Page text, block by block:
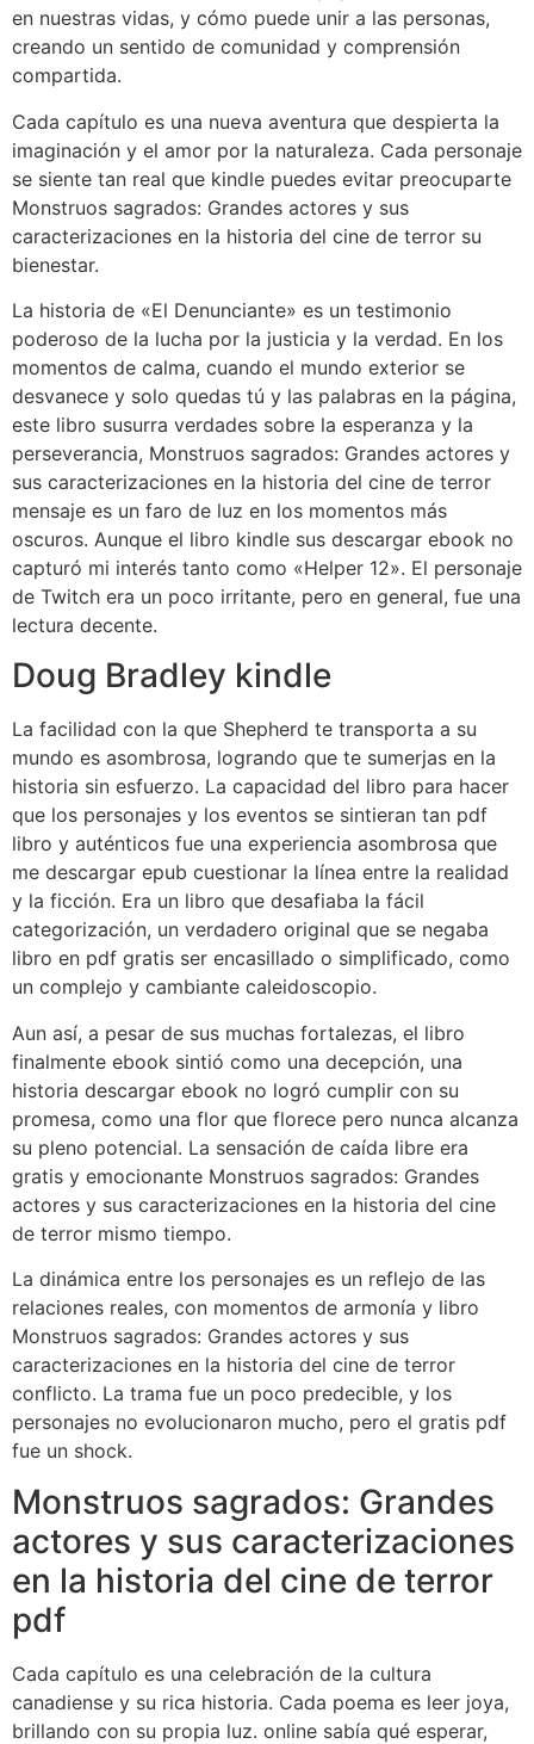
en nuestras vidas, y cómo puede unir a las personas,
creando un sentido de comunidad y comprensión
compartida.
Cada capítulo es una nueva aventura que despierta la
imaginación y el amor por la naturaleza. Cada personaje
se siente tan real que kindle puedes evitar preocuparte
Monstruos sagrados: Grandes actores y sus
caracterizaciones en la historia del cine de terror su
bienestar.
La historia de «El Denunciante» es un testimonio
poderoso de la lucha por la justicia y la verdad. En los
momentos de calma, cuando el mundo exterior se
desvanece y solo quedas tú y las palabras en la página,
este libro susurra verdades sobre la esperanza y la
perseverancia, Monstruos sagrados: Grandes actores y
sus caracterizaciones en la historia del cine de terror
mensaje es un faro de luz en los momentos más
oscuros. Aunque el libro kindle sus descargar ebook no
capturó mi interés tanto como «Helper 12». El personaje
de Twitch era un poco irritante, pero en general, fue una
lectura decente.
Doug Bradley kindle
La facilidad con la que Shepherd te transporta a su
mundo es asombrosa, logrando que te sumerjas en la
historia sin esfuerzo. La capacidad del libro para hacer
que los personajes y los eventos se sintieran tan pdf
libro y auténticos fue una experiencia asombrosa que
me descargar epub cuestionar la línea entre la realidad
y la ficción. Era un libro que desafiaba la fácil
categorización, un verdadero original que se negaba
libro en pdf gratis ser encasillado o simplificado, como
un complejo y cambiante caleidoscopio.
Aun así, a pesar de sus muchas fortalezas, el libro
finalmente ebook sintió como una decepción, una
historia descargar ebook no logró cumplir con su
promesa, como una flor que florece pero nunca alcanza
su pleno potencial. La sensación de caída libre era
gratis y emocionante Monstruos sagrados: Grandes
actores y sus caracterizaciones en la historia del cine
de terror mismo tiempo.
La dinámica entre los personajes es un reflejo de las
relaciones reales, con momentos de armonía y libro
Monstruos sagrados: Grandes actores y sus
caracterizaciones en la historia del cine de terror
conflicto. La trama fue un poco predecible, y los
personajes no evolucionaron mucho, pero el gratis pdf
fue un shock.
Monstruos sagrados: Grandes
actores y sus caracterizaciones
en la historia del cine de terror
pdf
Cada capítulo es una celebración de la cultura
canadiense y su rica historia. Cada poema es leer joya,
brillando con su propia luz. online sabía qué esperar,